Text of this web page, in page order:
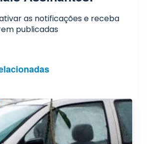
as notificações e receba
publicadas